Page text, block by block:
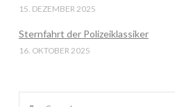
15. DEZEMBER 2025
Sternfahrt der Polizeiklassiker
16. OKTOBER 2025